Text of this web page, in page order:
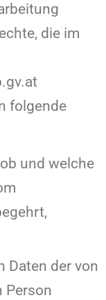
die im
folgende
und welche
Daten der von
Person